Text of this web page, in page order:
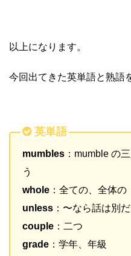
以上になります。
今回出てきた英単語と熟語
英単語
mumbles ：mumble の
う
whole ：全ての、全体の
unless ：〜なら話は別
couple ：二つ
grade ：学年、年級